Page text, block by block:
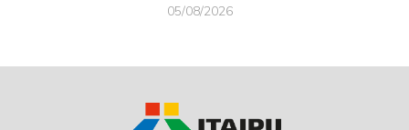
05/08/2026